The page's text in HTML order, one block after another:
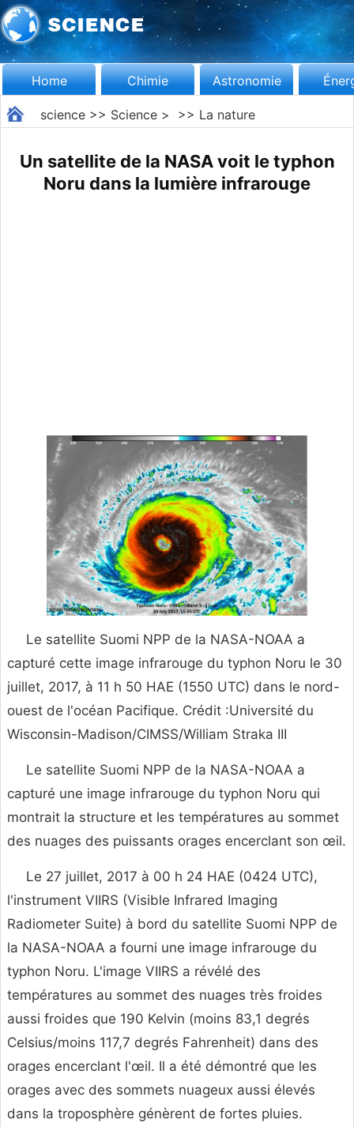
Home Chimie Astronomie
science>> Science> >> La nature
Un satellite de la NASA voit le typhon
Noru dans la lumière infrarouge
Le satellite Suomi NPP de la NASA-NOAA a
capturé cette image infrarouge du typhon Noru le 30
juillet, 2017, à 11 h 50 HAE (1550 UTC) dans le nord-
ouest de l'océan Pacifique. Crédit :Université du
Wisconsin-Madison/CIMSS/William Straka III
Le satellite Suomi NPP de la NASA-NOAA a
capturé une image infrarouge du typhon Noru qui
montrait la structure et les températures au sommet
des nuages ​​des puissants orages encerclant son œil.
Le 27 juillet, 2017 à 00 h 24 HAE (0424 UTC),
l'instrument VIIRS (Visible Infrared Imaging
Radiometer Suite) à bord du satellite Suomi NPP de
la NASA-NOAA a fourni une image infrarouge du
typhon Noru. L'image VIIRS a révélé des
températures au sommet des nuages ​​très froides
aussi froides que 190 Kelvin (moins 83,1 degrés
Celsius/moins 117,7 degrés Fahrenheit) dans des
orages encerclant l'œil. Il a été démontré que les
orages avec des sommets nuageux aussi élevés
dans la troposphère génèrent de fortes pluies.